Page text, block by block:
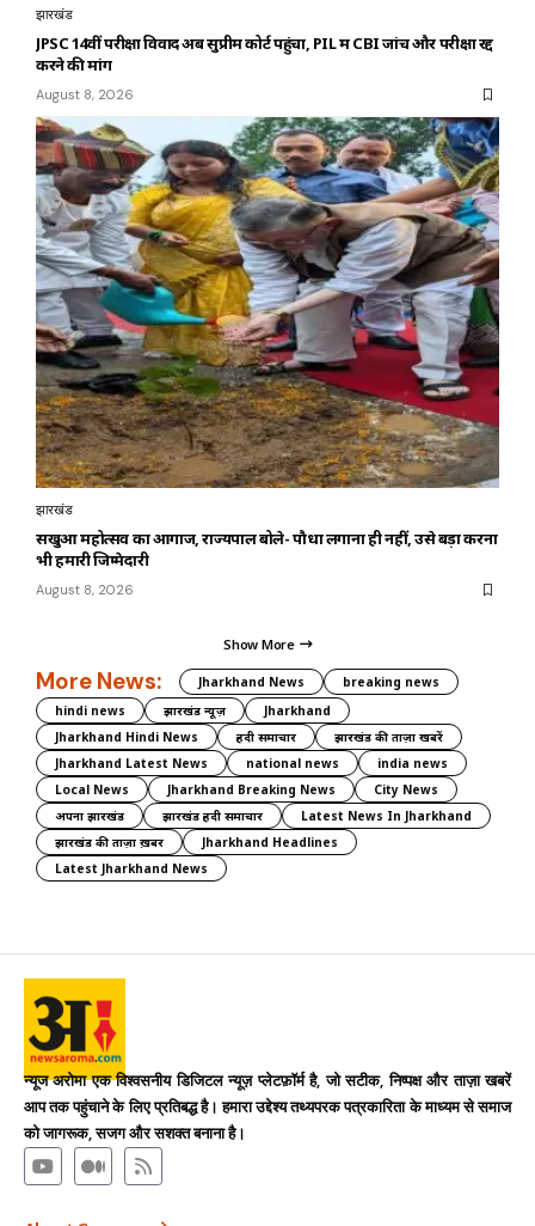
झारखंड
JPSC 14वीं परीक्षा विवाद अब सुप्रीम कोर्ट पहुंचा, PIL में CBI जांच और परीक्षा रद्द
करने की मांग
August 8, 2026
झारखंड
सखुआ महोत्सव का आगाज, राज्यपाल बोले- पौधा लगाना ही नहीं, उसे बड़ा करना
भी हमारी जिम्मेदारी
August 8, 2026
Show More
More News: Jharkhand News
breaking news
hindi news
झारखंड न्यूज़
Jharkhand
Jharkhand Hindi News
हिंदी समाचार
झारखंड की ताज़ा खबरें
Jharkhand Latest News
national news
india news
Local News
Jharkhand Breaking News
City News
अपना झारखंड
झारखंड हिंदी समाचार
Latest News In Jharkhand
झारखंड की ताज़ा ख़बर
Jharkhand Headlines
Latest Jharkhand News
न्यूज अरोमा एक विश्वसनीय डिजिटल न्यूज़ प्लेटफ़ॉर्म है, जो सटीक, निष्पक्ष और ताज़ा खबरें
आप तक पहुंचाने के लिए प्रतिबद्ध है। हमारा उद्देश्य तथ्यपरक पत्रकारिता के माध्यम से समाज
को जागरूक, सजग और सशक्त बनाना है।